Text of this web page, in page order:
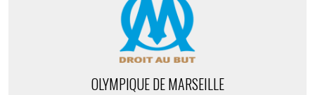
OLYMPIQUE DE MARSEILLE